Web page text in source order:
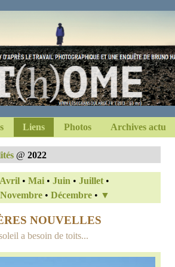
Liens Photos Archives actu
@ 2022
Avril • Mai • Juin • Juillet •
Novembre• Décembre• ▼
NOUVELLES
a besoin de toits...